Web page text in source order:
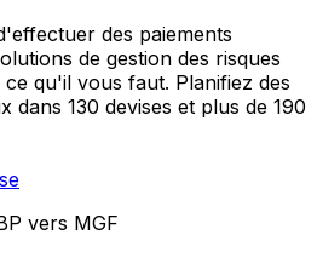
des paiements
de gestion des risques
qu'il vous faut. Planifiez des
dans 130 devises et plus de 190
vers MGF